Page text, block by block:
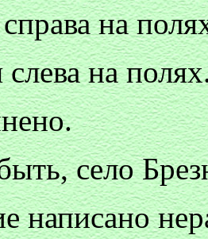
на
на
село
написано